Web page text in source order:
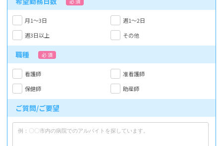
月1～3日
週1～2日
週3日以上
その他
職種 必 須
看護師
准看護師
保健師
助産師
ご質問/ご要望